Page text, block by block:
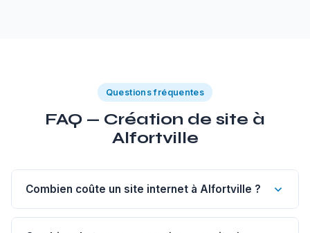
Questions fréquentes
FAQ — Création de site à
Alfortville
Combien coûte un site internet à Alfortville ?
Un site vitrine de 1 à 5 pages à Alfortville commence à